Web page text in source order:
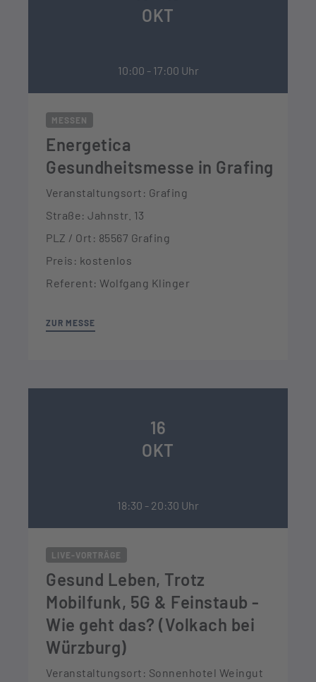
OKT
10:00 - 17:00 Uhr
MESSEN
Energetica
Gesundheitsmesse in Grafing
Veranstaltungsort: Grafing
Straße: Jahnstr. 13
PLZ / Ort: 85567 Grafing
Preis: kostenlos
Referent: Wolfgang Klinger
ZUR MESSE
16
OKT
18:30 - 20:30 Uhr
LIVE-VORTRÄGE
Gesund Leben, Trotz
Mobilfunk, 5G & Feinstaub -
Wie geht das? (Volkach bei
Würzburg)
Veranstaltungsort: Sonnenhotel Weingut